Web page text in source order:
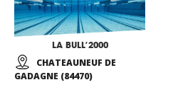
LA BULL’2000
CHATEAUNEUF DE
GADAGNE (84470)